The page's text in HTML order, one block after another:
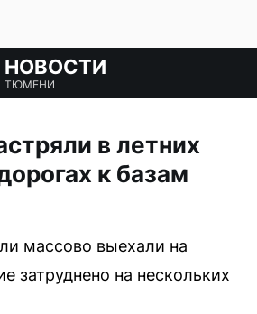
НОВОСТИ
ТЮМЕНИ
в летних
к базам
массово выехали на
затруднено на нескольких